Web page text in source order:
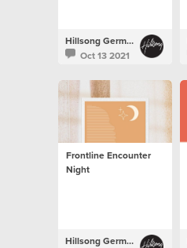
Hillsong Germany
Oct 13 2021
Frontline Encounter
Night
Hillsong Germany